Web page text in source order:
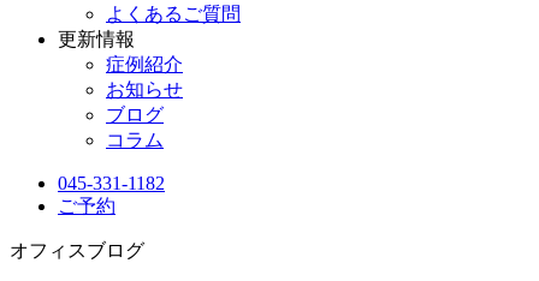
よくあるご質問
更新情報
症例紹介
お知らせ
ブログ
コラム
045-331-1182
ご予約
オフィスブログ